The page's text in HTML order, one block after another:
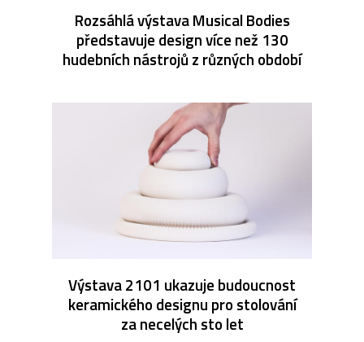
Rozsáhlá výstava Musical Bodies
představuje design více než 130
hudebních nástrojů z různých období
Výstava 2101 ukazuje budoucnost
keramického designu pro stolování
za necelých sto let